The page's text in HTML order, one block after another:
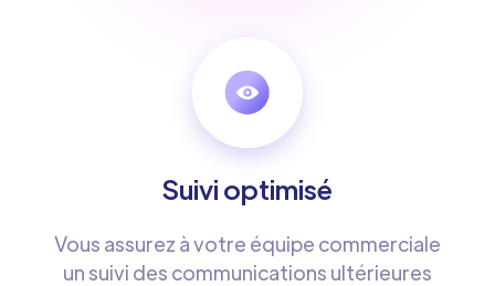
Suivi optimisé
Vous assurez à votre équipe commerciale
un suivi des communications ultérieures